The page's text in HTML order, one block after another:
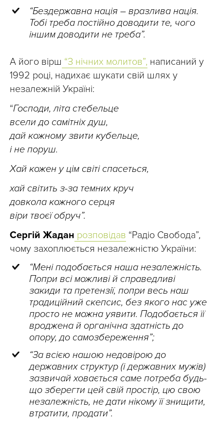
“Бездержавна нація – вразлива нація.
Тобі треба постійно доводити те, чого
іншим доводити не треба”.
А його вірш “З нічних молитов”, написаний у
1992 році, надихає шукати свій шлях у
незалежній Україні:
“Господи, літа стебельце
всели до самітніх душ,
дай кожному звити кубельце,
і не поруш.
Хай кожен у цім світі спасеться,
хай світить з-за темних круч
довкола кожного серця
віри твоєї обруч”.
Сергій Жадан розповідав “Радіо Свобода”,
чому захоплюється незалежністю України:
“Мені подобається наша незалежність.
Попри всі можливі й справедливі
закиди та претензії, попри весь наш
традиційний скепсис, без якого нас уже
просто не можна уявити. Подобається її
вроджена й органічна здатність до
опору, до самозбереження”;
“За всією нашою недовірою до
державних структур (і державних мужів)
зазвичай ховається саме потреба будь-
що зберегти цей свій простір, цю свою
незалежність, не дати нікому її знищити,
втратити, продати”.